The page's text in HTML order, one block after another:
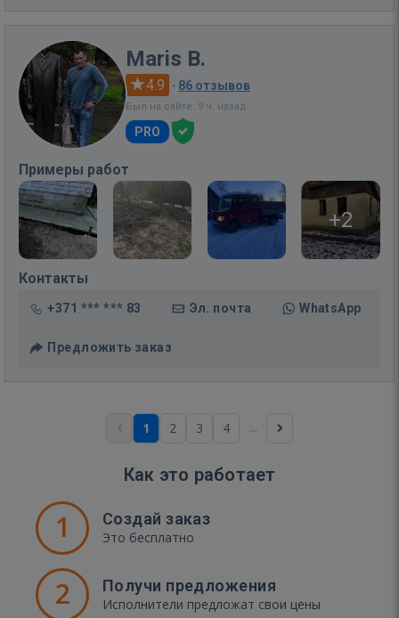
Maris B.
4.9 · 86 отзывов
Был на сайте: 9 ч. назад
PRO
Примеры работ
+2
Контакты
+371 *** *** 83 Эл. почта WhatsApp
Предложить заказ
1 2 3 4 ...
Как это работает
1 Создай заказ
Это бесплатно
2 Получи предложения
Исполнители предложат свои цены